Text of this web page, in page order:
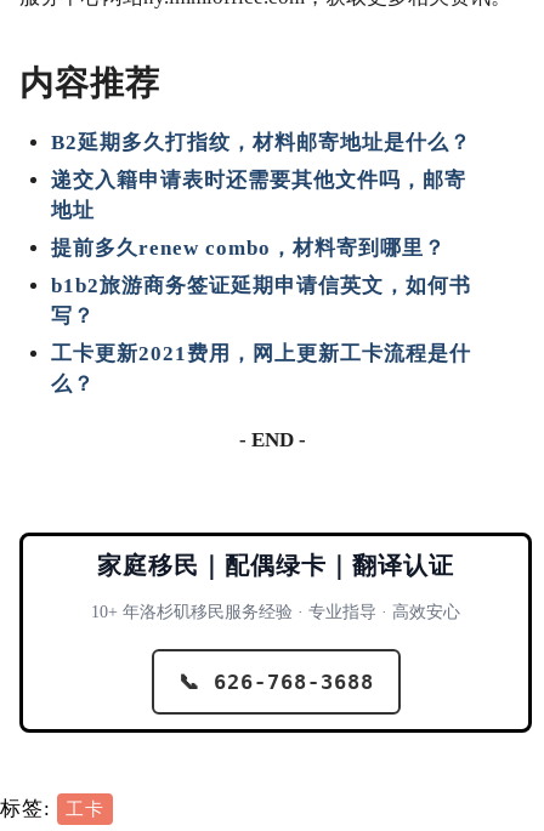
内容推荐
B2延期多久打指纹，材料邮寄地址是什么？
递交入籍申请表时还需要其他文件吗，邮寄
地址
提前多久renew combo，材料寄到哪里？
b1b2旅游商务签证延期申请信英文，如何书
写？
工卡更新2021费用，网上更新工卡流程是什
么？
- END -
家庭移民｜配偶绿卡｜翻译认证
10+ 年洛杉矶移民服务经验 · 专业指导 · 高效安心
📞 626-768-3688
标签: 工卡